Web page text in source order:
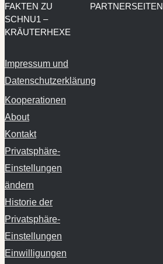
FAKTEN ZU
SCHNU1 –
KRÄUTERHEXE
Impressum und
Datenschutzerklärung
Kooperationen
About
Kontakt
Privatsphäre-
Einstellungen
ändern
Historie der
Privatsphäre-
Einstellungen
Einwilligungen
PARTNERSEITEN